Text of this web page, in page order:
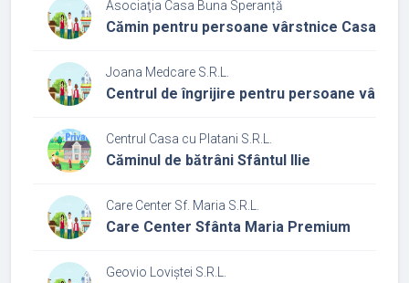
Asociaţia Casa Buna Speranță
Cămin pentru persoane vârstnice Casa
Joana Medcare S.R.L.
Centrul de îngrijire pentru persoane
Centrul Casa cu Platani S.R.L.
Căminul de bătrâni Sfântul Ilie
Care Center Sf. Maria S.R.L.
Care Center Sfânta Maria Premium
Geovio Loviștei S.R.L.